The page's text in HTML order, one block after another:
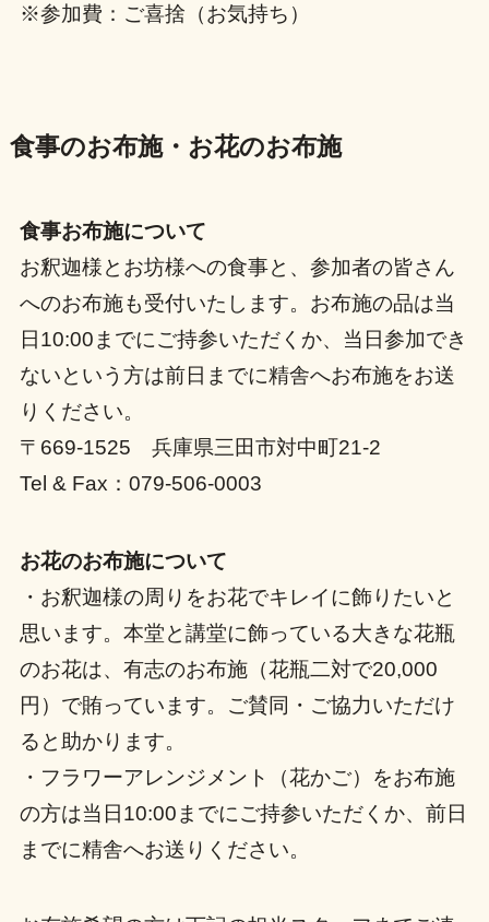
※参加費：ご喜捨（お気持ち）
食事のお布施・お花のお布施
食事お布施について
お釈迦様とお坊様への食事と、参加者の皆さん
へのお布施も受付いたします。お布施の品は当
日10:00までにご持参いただくか、当日参加でき
ないという方は前日までに精舎へお布施をお送
りください。
〒669-1525 兵庫県三田市対中町21-2
Tel & Fax：079-506-0003
お花のお布施について
・お釈迦様の周りをお花でキレイに飾りたいと
思います。本堂と講堂に飾っている大きな花瓶
のお花は、有志のお布施（花瓶二対で20,000
円）で賄っています。ご賛同・ご協力いただけ
ると助かります。
・フラワーアレンジメント（花かご）をお布施
の方は当日10:00までにご持参いただくか、前日
までに精舎へお送りください。